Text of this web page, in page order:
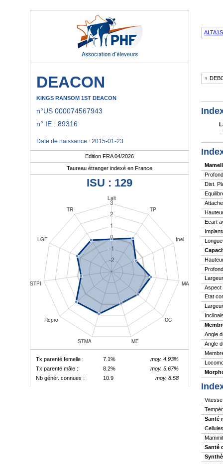
DEACON
KINGS RANSOM 1ST DEACON
n°US 000074567943
n° IE : 89316
Date de naissance : 2015-01-23
Edition FRA 04/2026
Taureau étranger indexé en France
ISU : 129
Tx parenté femelle : 7.1%
moy. 4.93%
Tx parenté mâle :
8.2%
moy. 5.67%
Nb génér. connues :
10.9 moy. 8.58
♀
-
Dist.
Ecart
Aspect
Etat
Angle
Angle
Santé
Cellules
Santé